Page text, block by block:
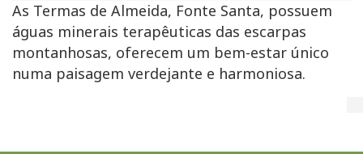
As Termas de Almeida, Fonte Santa, possuem
águas minerais terapêuticas das escarpas
montanhosas, oferecem um bem-estar único
numa paisagem verdejante e harmoniosa.